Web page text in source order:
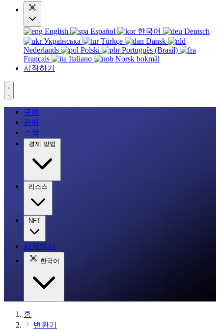
English Español 한국어
Deutsch
Українська
Türkçe
Dansk
Nederlands
Polski
Português (Brasil)
Français
Italiano
Norsk bokmål
시작하기
구매
판매
스왑
결제 방법
리소스
NFT
시작하기
한국어
홈
변환기